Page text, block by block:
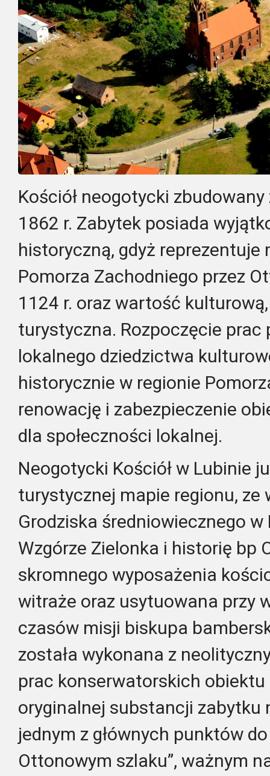
Kościół neogotycki
1862 r. Zabytek posiada
historyczną, gdyż
Pomorza Zachodniego przez
1124 r. oraz wartość
turystyczna. Rozpoczęcie
lokalnego dziedzictwa
historycznie w regionie
renowację i zabezpieczenie
dla społeczności lokalnej.
Neogotycki Kościół w Lubinie
turystycznej mapie regionu, ze
Grodziska średniowiecznego
Wzgórze Zielonka i historię bp
skromnego wyposażenia
witraże oraz usytuowana przy
czasów misji biskupa
została wykonana z
prac konserwatorskich obiektu
oryginalnej substancji zabytku
jednym z głównych punktów
Ottonowym szlaku”, ważnym